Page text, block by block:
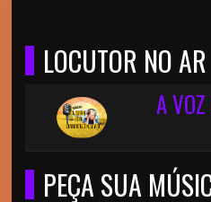
LOCUTOR NO AR
A
PEÇA SUA